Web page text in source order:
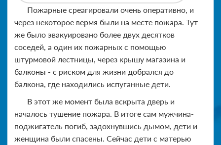
Пожарные среагировали очень оперативно, и
через некоторое вермя были на месте пожара. Тут
же было эвакуировано более двух десятков
соседей, а один их пожарных с помощью
штурмовой лестницы, через крышу магазина и
балконы - с риском для жизни добрался до
балкона, где находились испуганные дети.
В этот же момент была вскрыта дверь и
началось тушение пожара. В итоге сам мужчина-
поджигатель погиб, задохнувшись дымом, дети и
женщина были спасены. Сейчас дети с матерью